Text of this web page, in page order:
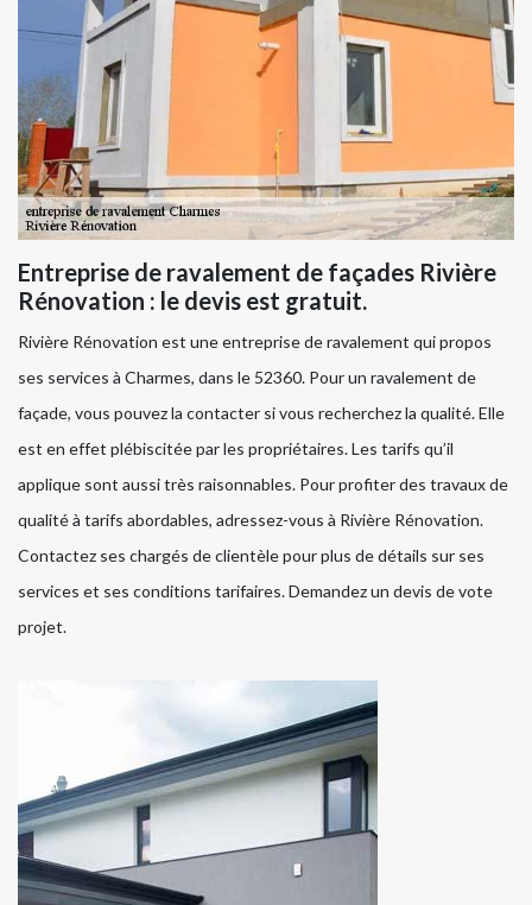
Entreprise de ravalement de façades Rivière
Rénovation : le devis est gratuit.
Rivière Rénovation est une entreprise de ravalement qui propos
ses services à Charmes, dans le 52360. Pour un ravalement de
façade, vous pouvez la contacter si vous recherchez la qualité. Elle
est en effet plébiscitée par les propriétaires. Les tarifs qu’il
applique sont aussi très raisonnables. Pour profiter des travaux de
qualité à tarifs abordables, adressez-vous à Rivière Rénovation.
Contactez ses chargés de clientèle pour plus de détails sur ses
services et ses conditions tarifaires. Demandez un devis de vote
projet.